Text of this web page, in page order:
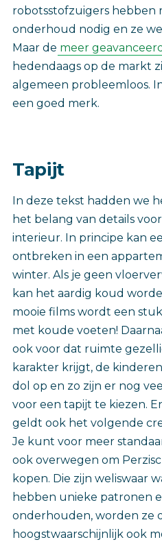
robotsstofzuigers hebben
onderhoud nodig en ze
Maar de meer
hedendaags op de markt
algemeen probleemloos.
een goed merk.
Tapijt
In deze tekst hadden we
het belang van details
interieur. In principe kan
ontbreken in een
winter. Als je geen
kan het aardig koud
mooie films wordt een
met koude voeten!
ook voor dat ruimte
karakter krijgt, de
dol op en zo zijn er nog
voor een tapijt te kiezen.
geldt ook het volgende
Je kunt voor meer
ook overwegen om
kopen. Die zijn weliswaar
hebben unieke patronen
onderhouden, worden ze
hoogstwaarschijnlijk ook